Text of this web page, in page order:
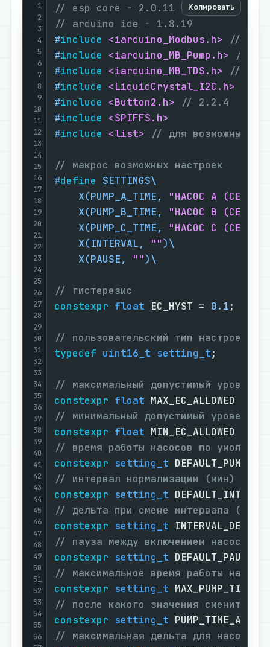
Копировать
1
2
3
4
5
6
7
8
9
10
11
12
13
14
15
16
17
18
19
20
21
22
23
24
25
26
27
28
29
30
31
32
33
34
35
36
37
38
39
40
41
42
43
44
45
46
47
48
49
50
51
52
53
54
55
56
// esp core - 2.0.11
// arduino ide - 1.8.19
#include <iarduino_Modbus.h>
//
#include <iarduino_MB_Pump.h>
//
#include <iarduino_MB_TDS.h>
//
#include <LiquidCrystal_I2C.h>
#include <Button2.h>
// 2.2.4
#include <SPIFFS.h>
#include <list> // для возможных
// макрос возможных настроек
#define SETTINGS\
    X(PUMP_A_TIME,
"HACOC A (CEK):"
    X(PUMP_B_TIME,
"HACOC B (CEK):"
    X(PUMP_C_TIME,
"HACOC C (CEK):"
    X(INTERVAL,
"")\
    X(PAUSE,
""
// гистерезис
constexpr float EC_HYST = 0.1;
// пользовательский тип настроек
typedef uint16_t setting_t;
// максимальный допустимый уровень
constexpr float MAX_EC_ALLOWED =
// минимальный допустимый уровень
constexpr float MIN_EC_ALLOWED =
// время работы насосов по
constexpr setting_t
// интервал нормализации (мин)
constexpr setting_t
// дельта при смене интервала
constexpr setting_t
// пауза между включением насосов
constexpr setting_t DEFAULT_PAUSE
// максимальное время работы
constexpr setting_t MAX_PUMP_TIME
// после какого значения сменить
constexpr setting_t
// максимальная дельта для насосов